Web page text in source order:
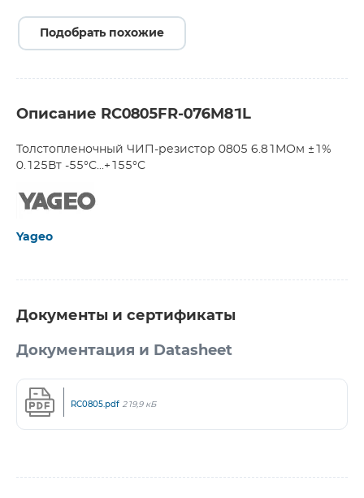
Подобрать похожие
Описание RC0805FR-076M81L
Толстопленочный ЧИП-резистор 0805 6.81МОм ±1%
0.125Вт -55°С...+155°С
Yageo
Документы и сертификаты
Документация и Datasheet
RC0805.pdf 219,9 кБ